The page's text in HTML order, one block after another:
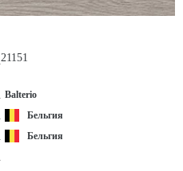
21151
Balterio
Бельгия
Бельгия